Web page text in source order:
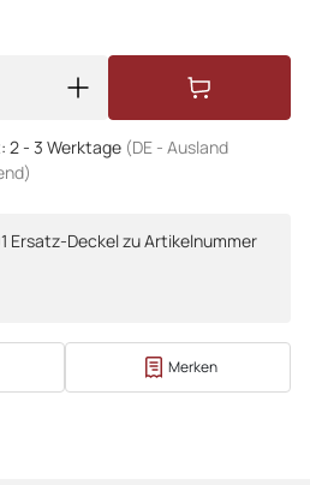
2 - 3 Werktage (DE - Ausland
Ersatz-Deckel zu Artikelnummer
Merken